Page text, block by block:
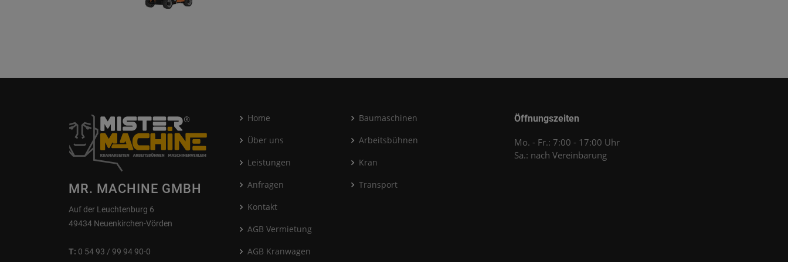
MR. MACHINE GMBH
Auf der Leuchtenburg 6
49434 Neuenkirchen-Vörden
T: 0 54 93 / 99 94 90-0
Home
Über uns
Leistungen
Anfragen
Kontakt
AGB Vermietung
AGB Kranwagen
Baumaschinen
Arbeitsbühnen
Kran
Transport
Öffnungszeiten
Mo. - Fr.: 7:00 - 17:00 Uhr
Sa.: nach Vereinbarung